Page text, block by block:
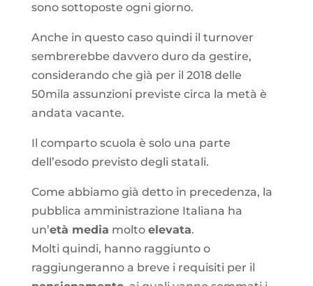
sono sottoposte ogni giorno.
Anche in questo caso quindi il turnover
sembrerebbe davvero duro da gestire,
considerando che già per il 2018 delle
50mila assunzioni previste circa la metà è
andata vacante.
Il comparto scuola è solo una parte
dell’esodo previsto degli statali.
Come abbiamo già detto in precedenza, la
pubblica amministrazione Italiana ha
un’età media molto elevata.
Molti quindi, hanno raggiunto o
raggiungeranno a breve i requisiti per il